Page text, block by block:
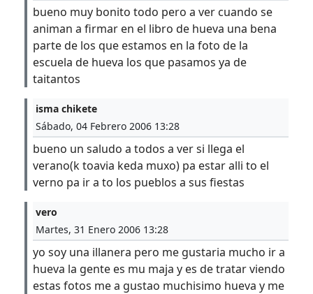
bueno muy bonito todo pero a ver cuando se
animan a firmar en el libro de hueva una bena
parte de los que estamos en la foto de la
escuela de hueva los que pasamos ya de
taitantos
isma chikete
Sábado, 04 Febrero 2006 13:28
bueno un saludo a todos a ver si llega el
verano(k toavia keda muxo) pa estar alli to el
verno pa ir a to los pueblos a sus fiestas
vero
Martes, 31 Enero 2006 13:28
yo soy una illanera pero me gustaria mucho ir a
hueva la gente es mu maja y es de tratar viendo
estas fotos me a gustao muchisimo hueva y me